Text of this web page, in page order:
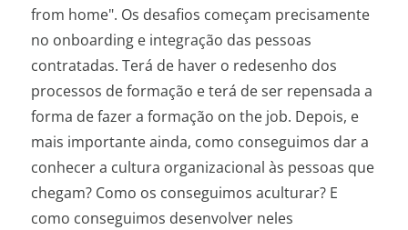
from home". Os desafios começam precisamente
no onboarding e integração das pessoas
contratadas. Terá de haver o redesenho dos
processos de formação e terá de ser repensada a
forma de fazer a formação on the job. Depois, e
mais importante ainda, como conseguimos dar a
conhecer a cultura organizacional às pessoas que
chegam? Como os conseguimos aculturar? E
como conseguimos desenvolver neles